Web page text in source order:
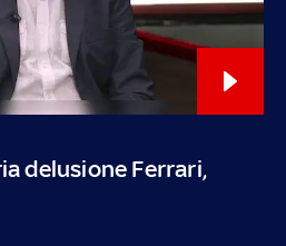
delusione Ferrari,